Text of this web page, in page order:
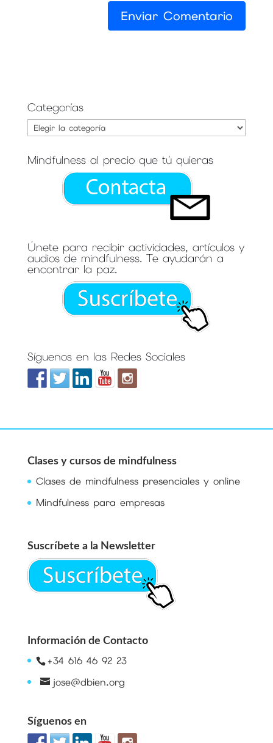
Categorías
Categorías
Mindfulness al precio que tú quieras
Únete para recibir actividades, artículos y
audios de mindfulness. Te ayudarán a
encontrar la paz.
Síguenos en las Redes Sociales
Clases y cursos de mindfulness
Clases de mindfulness presenciales y online
Mindfulness para empresas
Suscríbete a la Newsletter
Información de Contacto
+34 616 46 92 23
jose@dbien.org
Síguenos en